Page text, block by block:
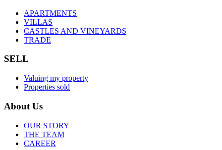
APARTMENTS
VILLAS
CASTLES AND VINEYARDS
TRADE
SELL
Valuing my property
Properties sold
About Us
OUR STORY
THE TEAM
CAREER